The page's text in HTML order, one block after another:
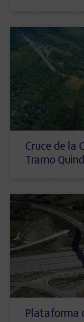
Cruce de la
Tramo
Plataforma